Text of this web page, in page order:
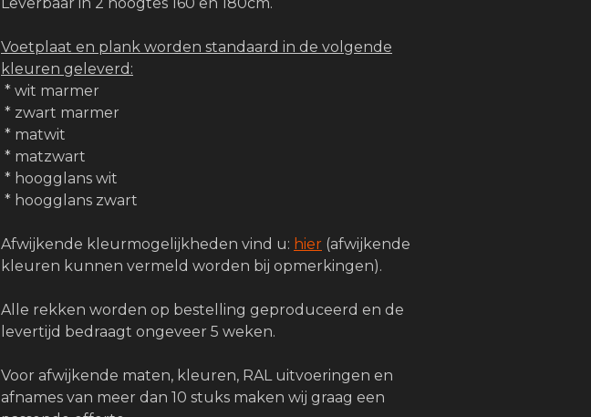
Voetplaat en plank worden standaard in de volgende
kleuren geleverd:
* wit marmer
* zwart marmer
* matwit
* matzwart
* hoogglans wit
* hoogglans zwart
Afwijkende kleurmogelijkheden vind u: hier (afwijkende
kleuren kunnen vermeld worden bij opmerkingen).
Alle rekken worden op bestelling geproduceerd en de
levertijd bedraagt ongeveer 5 weken.
Voor afwijkende maten, kleuren, RAL uitvoeringen en
afnames van meer dan 10 stuks maken wij graag een